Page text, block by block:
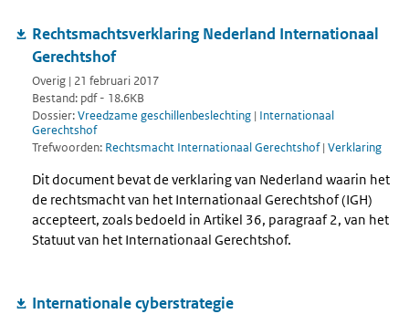
Rechtsmachtsverklaring Nederland Internationaal
Gerechtshof
Overig | 21 februari 2017
Bestand: pdf - 18.6KB
Dossier:Vreedzame geschillenbeslechting | Internationaal
Gerechtshof
Trefwoorden: Rechtsmacht Internationaal Gerechtshof| Verklaring
Dit document bevat de verklaring van Nederland waarin het
de rechtsmacht van het Internationaal Gerechtshof (IGH)
accepteert, zoals bedoeld in Artikel 36, paragraaf 2, van het
Statuut van het Internationaal Gerechtshof.
Internationale cyberstrategie